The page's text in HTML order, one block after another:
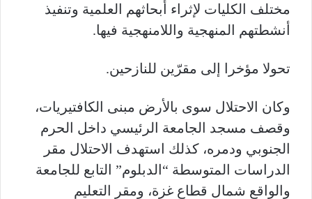
مختلف الكليات لإثراء أبحاثهم العلمية وتنفيذ
أنشطتهم المنهجية واللامنهجية فيها.
تحولا مؤخرا إلى مقرّين للنازحين.
وكان الاحتلال سوى بالأرض مبنى الكافتيريات،
وقصف مسجد الجامعة الرئيسي داخل الحرم
الجنوبي ودمره، كذلك استهدف الاحتلال مقر
الدراسات المتوسطة “الدبلوم” التابع للجامعة
والواقع شمال قطاع غزة، ومقر التعليم